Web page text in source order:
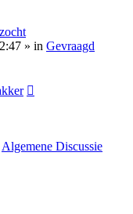
» in Gevraagd
Algemene Discussie